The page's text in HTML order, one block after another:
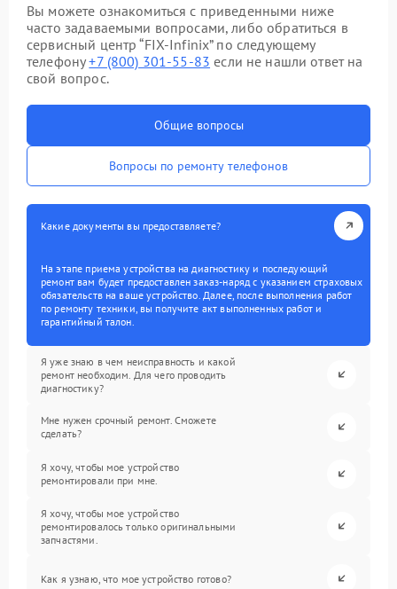
Вы можете ознакомиться с приведенными ниже
часто задаваемыми вопросами, либо обратиться в
сервисный центр “FIX-Infinix” по следующему
телефону+7 (800) 301-55-83 если не нашли ответ на
свой вопрос.
Общие вопросы
Вопросы по ремонту телефонов
Какие документы вы предоставляете?
На этапе приема устройства на диагностику и последующий
ремонт вам будет предоставлен заказ-наряд с указанием страховых
обязательств на ваше устройство. Далее, после выполнения работ
по ремонту техники, вы получите акт выполненных работ и
гарантийный талон.
Я уже знаю в чем неисправность и какой
ремонт необходим. Для чего проводить
диагностику?
Мне нужен срочный ремонт. Сможете
сделать?
Я хочу, чтобы мое устройство
ремонтировали при мне.
Я хочу, чтобы мое устройство
ремонтировалось только оригинальными
запчастями.
Как я узнаю, что мое устройство готово?